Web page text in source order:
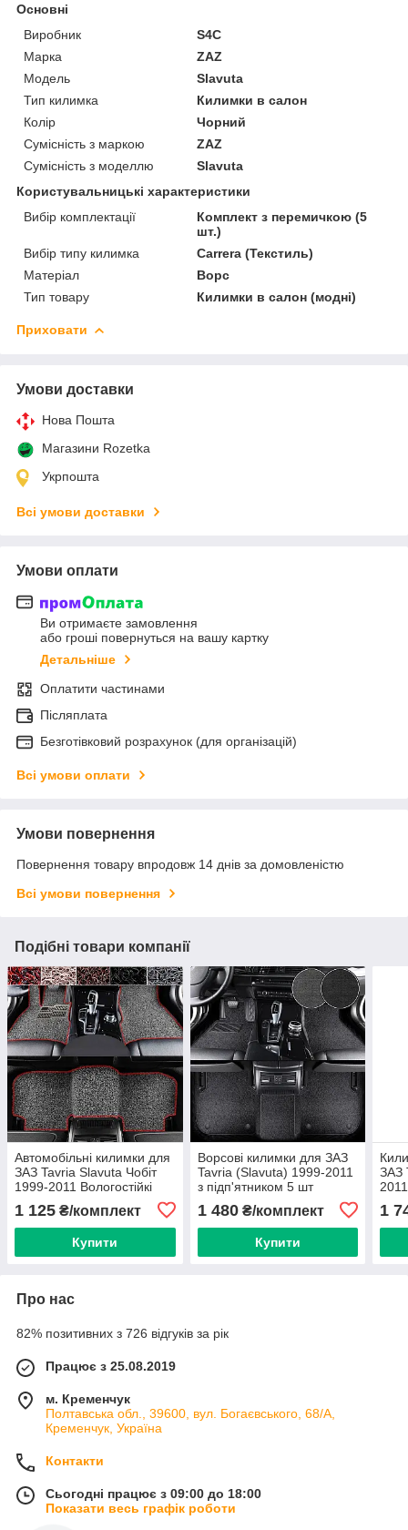
Основні
Виробник
S4C
Марка
ZAZ
Модель
Slavuta
Тип килимка
Килимки в салон
Колір
Чорний
Сумісність з маркою
ZAZ
Сумісність з моделлю
Slavuta
Користувальницькі характеристики
Вибір комплектації
Комплект з перемичкою (5
шт.)
Вибір типу килимка
Carrera (Текстиль)
Матеріал
Ворс
Тип товару
Килимки в салон (модні)
Приховати
Умови доставки
Нова Пошта
Магазини Rozetka
Укрпошта
Всі умови доставки
Умови оплати
Ви отримаєте замовлення
або гроші повернуться на вашу картку
Детальніше
Оплатити частинами
Післяплата
Безготівковий розрахунок (для організацій)
Всі умови оплати
Умови повернення
Повернення товару впродовж 14 днів за домовленістю
Всі умови повернення
Подібні товари компанії
Автомобільні килимки для
ЗАЗ Tavria Slavuta Чобіт
1999-2011 Вологостійкі
Підп'ятником (EcoLoop) 2
шт
1 125 ₴/комплект
Купити
Ворсові килимки для ЗАЗ
Tavria (Slavuta) 1999-2011
з підп'ятником 5 шт
1 480₴/комплект
Купити
ЗАЗ
1
Про нас
82% позитивних з 726 відгуків за рік
Працює з 25.08.2019
м. Кременчук
Полтавська обл., 39600, вул. Богаєвського, 68/А,
Кременчук, Україна
Контакти
Сьогодні працює з 09:00 до 18:00
Показати весь графік роботи